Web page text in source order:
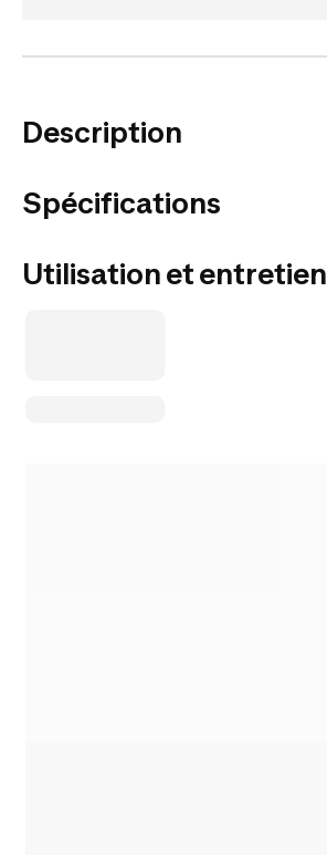
Description
Spécifications
Utilisation et entretien